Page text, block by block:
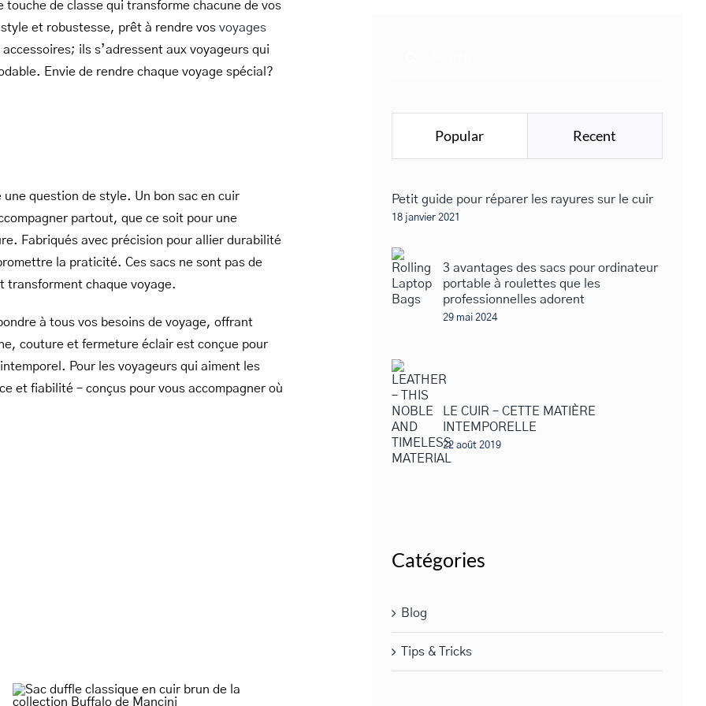
de classe qui transforme chacune de vos
et robustesse, prêt à rendre vos voyages
ils s’adressent aux voyageurs qui
Envie de rendre chaque voyage spécial?
question de style. Un bon sac en cuir
partout, que ce soit pour une
Fabriqués avec précision pour allier durabilité
la praticité. Ces sacs ne sont pas de
transforment chaque voyage.
à tous vos besoins de voyage, offrant
couture et fermeture éclair est conçue pour
Pour les voyageurs qui aiment les
et fiabilité – conçus pour vous accompagner où
Popular Recent
Petit guide pour réparer les rayures sur le cuir
18 janvier 2021
3 avantages des sacs pour ordinateur
portable à roulettes que les
professionnelles adorent
29 mai 2024
LE CUIR – CETTE MATIÈRE
INTEMPORELLE
22 août 2019
Catégories
Blog
Tips & Tricks